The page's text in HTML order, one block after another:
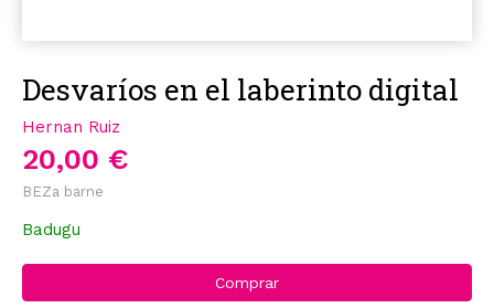
Desvaríos en el laberinto digital
Hernan Ruiz
20,00 €
BEZa barne
Badugu
Comprar